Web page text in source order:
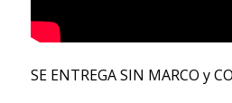
SE ENTREGA SIN MARCO y